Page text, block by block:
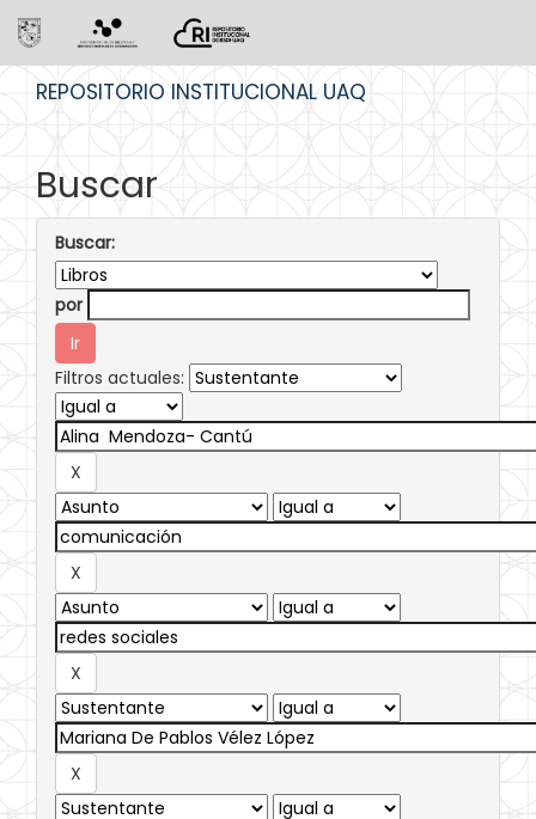
REPOSITORIO INSTITUCIONAL UAQ
Buscar
Buscar:
por
Filtros actuales: